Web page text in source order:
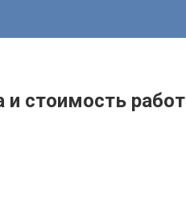
и стоимость работ